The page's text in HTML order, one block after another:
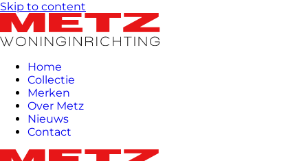
Skip to content
Home
Collectie
Merken
Over Metz
Nieuws
Contact